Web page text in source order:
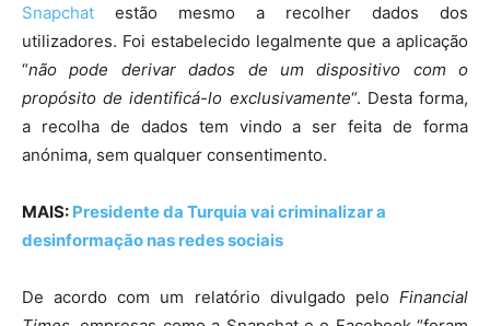
Snapchat estão mesmo a recolher dados dos
utilizadores. Foi estabelecido legalmente que a aplicação
“não pode derivar dados de um dispositivo com o
propósito de identificá-lo exclusivamente“. Desta forma,
a recolha de dados tem vindo a ser feita de forma
anónima, sem qualquer consentimento.
MAIS: Presidente da Turquia vai criminalizar a
desinformação nas redes sociais
De acordo com um relatório divulgado pelo Financial